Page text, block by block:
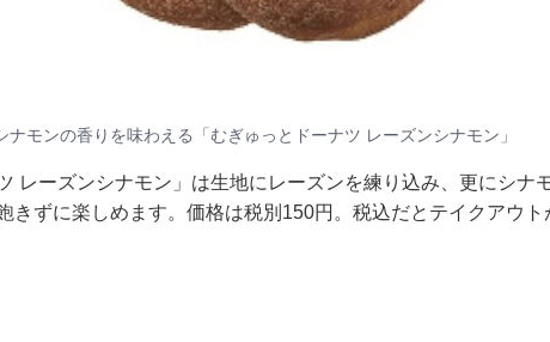
ナモンの香りを味わえる「むぎゅっとドーナツ レーズンシナモン」
レーズンシナモン」は生地にレーズンを練り込み、更にシナ
きずに楽しめます。価格は税別150円。税込だとテイクアウト